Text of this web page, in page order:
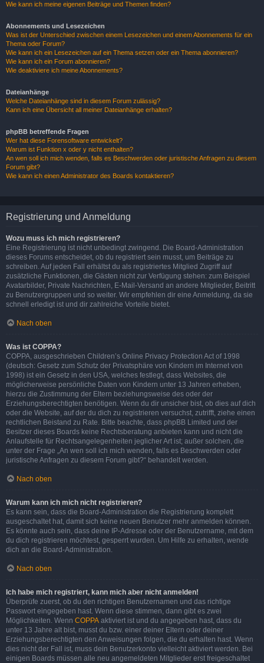
Wie kann ich meine eigenen Beiträge und Themen finden?
Abonnements und Lesezeichen
Was ist der Unterschied zwischen einem Lesezeichen und einem Abonnements für ein
Thema oder Forum?
Wie kann ich ein Lesezeichen auf ein Thema setzen oder ein Thema abonnieren?
Wie kann ich ein Forum abonnieren?
Wie deaktiviere ich meine Abonnements?
Dateianhänge
Welche Dateianhänge sind in diesem Forum zulässig?
Kann ich eine Übersicht all meiner Dateianhänge erhalten?
phpBB betreffende Fragen
Wer hat diese Forensoftware entwickelt?
Warum ist Funktion x oder y nicht enthalten?
An wen soll ich mich wenden, falls es Beschwerden oder juristische Anfragen zu diesem
Forum gibt?
Wie kann ich einen Administrator des Boards kontaktieren?
Registrierung und Anmeldung
Wozu muss ich mich registrieren?
Eine Registrierung ist nicht unbedingt zwingend. Die Board-Administration
dieses Forums entscheidet, ob du registriert sein musst, um Beiträge zu
schreiben. Auf jeden Fall erhältst du als registriertes Mitglied Zugriff auf
zusätzliche Funktionen, die Gästen nicht zur Verfügung stehen: zum Beispiel
Avatarbilder, Private Nachrichten, E-Mail-Versand an andere Mitglieder, Beitritt
zu Benutzergruppen und so weiter. Wir empfehlen dir eine Anmeldung, da sie
schnell erledigt ist und dir zahlreiche Vorteile bietet.
Nach oben
Was ist COPPA?
COPPA, ausgeschrieben Children’s Online Privacy Protection Act of 1998
(deutsch: Gesetz zum Schutz der Privatsphäre von Kindern im Internet von
1998) ist ein Gesetz in den USA, welches festlegt, dass Websites, die
möglicherweise persönliche Daten von Kindern unter 13 Jahren erheben,
hierzu die Zustimmung der Eltern beziehungsweise des oder der
Erziehungsberechtigten benötigen. Wenn du dir unsicher bist, ob dies auf dich
oder die Website, auf der du dich zu registrieren versuchst, zutrifft, ziehe einen
rechtlichen Beistand zu Rate. Bitte beachte, dass phpBB Limited und der
Besitzer dieses Boards keine Rechtsberatung anbieten kann und nicht die
Anlaufstelle für Rechtsangelegenheiten jeglicher Art ist; außer solchen, die
unter der Frage „An wen soll ich mich wenden, falls es Beschwerden oder
juristische Anfragen zu diesem Forum gibt?“ behandelt werden.
Nach oben
Warum kann ich mich nicht registrieren?
Es kann sein, dass die Board-Administration die Registrierung komplett
ausgeschaltet hat, damit sich keine neuen Benutzer mehr anmelden können.
Es könnte auch sein, dass deine IP-Adresse oder der Benutzername, mit dem
du dich registrieren möchtest, gesperrt wurden. Um Hilfe zu erhalten, wende
dich an die Board-Administration.
Nach oben
Ich habe mich registriert, kann mich aber nicht anmelden!
Überprüfe zuerst, ob du den richtigen Benutzernamen und das richtige
Passwort eingegeben hast. Wenn diese stimmen, dann gibt es zwei
Möglichkeiten. Wenn COPPA aktiviert ist und du angegeben hast, dass du
unter 13 Jahre alt bist, musst du bzw. einer deiner Eltern oder deiner
Erziehungsberechtigten den Anweisungen folgen, die du erhalten hast. Wenn
dies nicht der Fall ist, muss dein Benutzerkonto vielleicht aktiviert werden. Bei
einigen Boards müssen alle neu angemeldeten Mitglieder erst freigeschaltet